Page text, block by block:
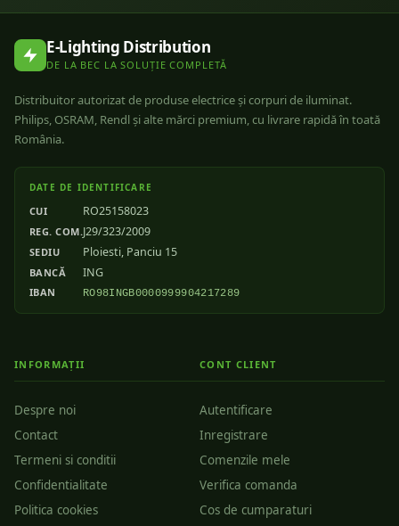
E-Lighting Distribution
DE LA BEC LA SOLUȚIE COMPLETĂ
Distribuitor autorizat de produse electrice și corpuri de iluminat.
Philips, OSRAM, Rendl și alte mărci premium, cu livrare rapidă în toată
România.
DATE DE IDENTIFICARE
CUI RO25158023
REG. COM.J29/323/2009
SEDIU Ploiesti, Panciu 15
BANCĂ ING
IBAN RO98INGB0000999904217289
INFORMAȚII
Despre noi
Contact
Termeni si conditii
Confidentialitate
Politica cookies
CONT CLIENT
Autentificare
Inregistrare
Comenzile mele
Verifica comanda
Cos de cumparaturi